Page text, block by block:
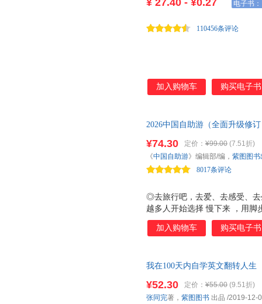
不敢开口，怕犯错，害怕 被嘲
¥ 27.40 - ¥0.27 电子书：
110456条评论
加入购物车 购买电子书
2026中国自助游（全面升级修
◎去旅行吧，去爱、去感受、
越多人开始选择 慢下来 ，用脚
化的温度。《中国自助游》
到实地体验，陪你打开一场真
匹配的出行灵感。旅行的重点
街头：一碗豆花打开话匣子、
些地图上看似渺小、却能治愈
¥74.30 定价： ¥99.00 (7.51折)
8017条评论
《中国自助游》编辑部/编， 紫图图书
加入购物车 购买电子书
我在100天内自学英文翻转人生
成为英文口语高手。3分钟掌握
种语言能为你的人生开启一条
¥52.30 定价： ¥55.00 (9.51折)
张同完著， 紫图图书 出品 /2019-12-